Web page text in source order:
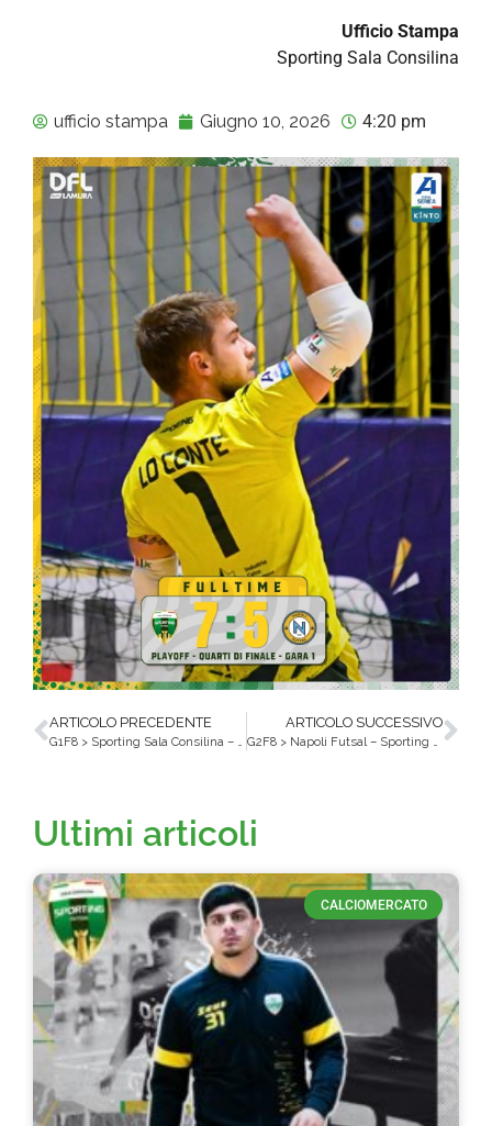
Ufficio Stampa
Sporting Sala Consilina
ufficio stampa Giugno 10, 2026 4:20 pm
ARTICOLO PRECEDENTE
G1F8 > Sporting Sala Consilina – Napoli Futsal
ARTICOLO SUCCESSIVO
G2F8 > Napoli Futsal – Sporting Sala Consilina
Ultimi articoli
CALCIOMERCATO